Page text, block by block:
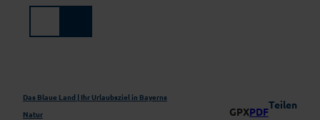
Das Blaue Land | Ihr Urlaubsziel in Bayerns
Natur
GPXPDF
Teilen